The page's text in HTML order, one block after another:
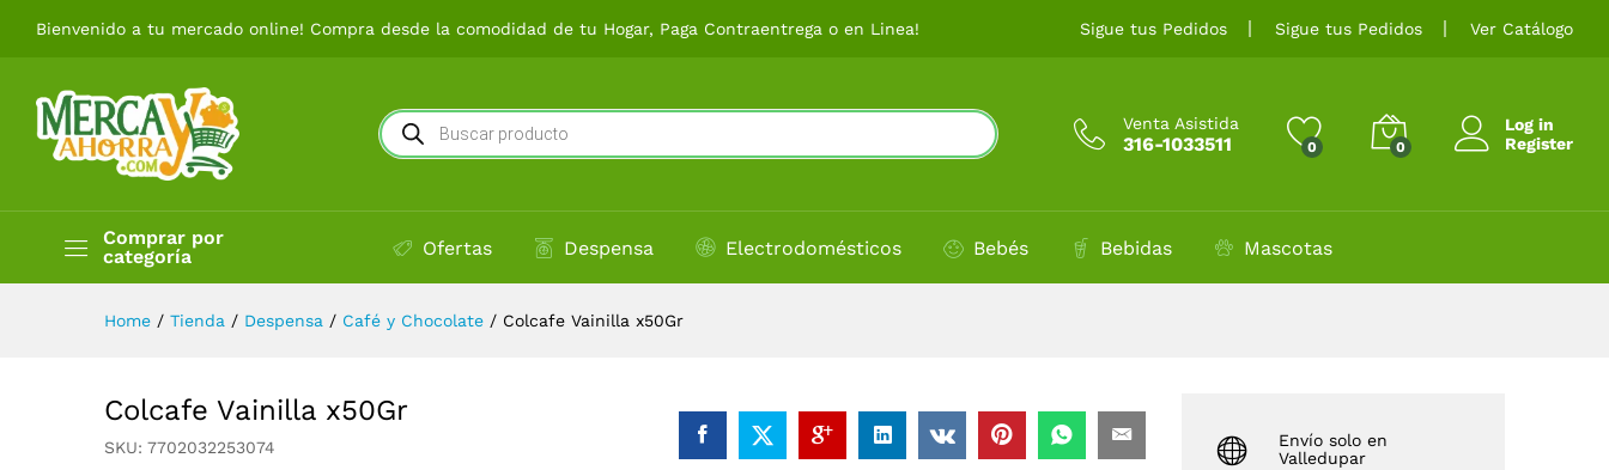
Bienvenido a tu mercado online! Compra desde la comodidad de tu Hogar, Paga Contraentrega o en Linea! Sigue tus Pedidos Sigue tus Pedidos Ver Catálogo
Búsqueda
de
productos
Venta Asistida
316-1033511 0 0
Log in
Register
Comprar por
categoría
Bebidas, Pasabocas y
Ofertas Despensa Electrodomésticos Bebés Bebidas Mascotas
Home / Tienda / Despensa / Café y Chocolate / Colcafe Vainilla x50Gr
Colcafe Vainilla x50Gr
SKU: 7702032253074
Envío solo en
Valledupar
Colcafe Vainilla x50Gr $10.500 Añadir al carrito